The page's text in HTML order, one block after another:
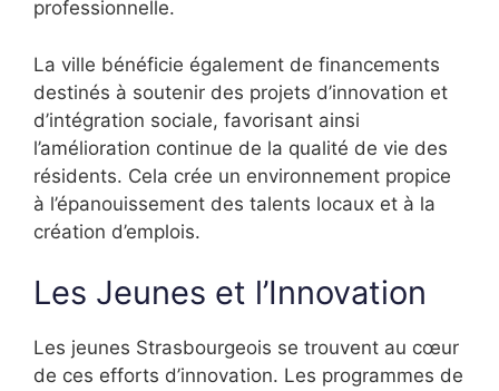
professionnelle.
La ville bénéficie également de financements
destinés à soutenir des projets d’innovation et
d’intégration sociale, favorisant ainsi
l’amélioration continue de la qualité de vie des
résidents. Cela crée un environnement propice
à l’épanouissement des talents locaux et à la
création d’emplois.
Les Jeunes et l’Innovation
Les jeunes Strasbourgeois se trouvent au cœur
de ces efforts d’innovation. Les programmes de